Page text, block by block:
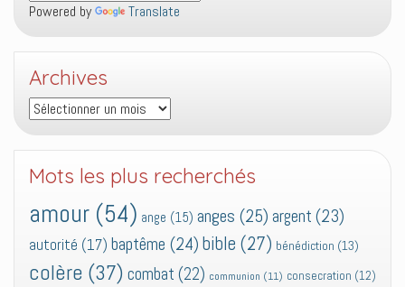
Powered by Translate
Archives
Archives
Mots les plus recherchés
amour (54) ange (15) anges (25) argent (23)
autorité (17) baptême (24) bible (27) bénédiction (13)
colère (37) combat (22) communion (11) consecration (12)